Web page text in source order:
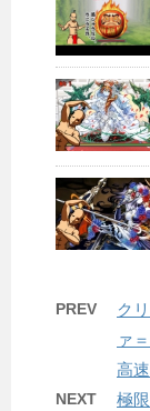
PREV
ク
ァ
高
NEXT
極